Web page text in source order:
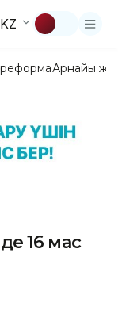
KZ
реформаАрнайы
16 мас